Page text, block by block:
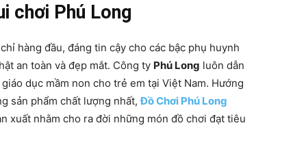
chơi Phú Long
hàng đầu, đáng tin cậy cho các bậc phụ huynh
an toàn và đẹp mắt. Công ty Phú Long luôn dẫn
dục mầm non cho trẻ em tại Việt Nam. Hướng
sản phẩm chất lượng nhất,Đồ Chơi Phú Long
xuất nhằm cho ra đời những món đồ chơi đạt tiêu